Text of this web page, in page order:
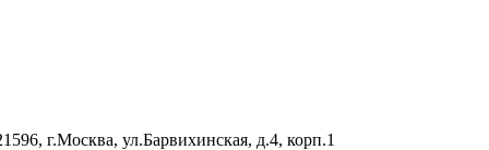
г.Москва, ул.Барвихинская, д.4, корп.1